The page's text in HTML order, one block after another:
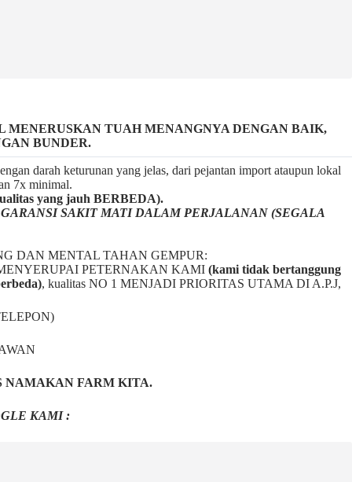
MENERUSKAN TUAH MENANGNYA DENGAN BAIK,
BUNDER.
darah keturunan yang jelas, dari pejantan import ataupun lokal
7x minimal.
yang jauh BERBEDA).
GARANSI SAKIT MATI DALAM PERJALANAN (SEGALA
DAN MENTAL TAHAN GEMPUR:
PETERNAKAN KAMI (kami tidak bertanggung
, kualitas NO 1 MENJADI PRIORITAS UTAMA DI A.P.J,
NAMAKAN FARM KITA.
KAMI :